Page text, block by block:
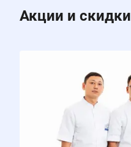
Акции и скидки